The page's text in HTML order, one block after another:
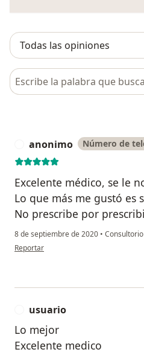
Busca en opiniones
anonimo Número de
Excelente médico, se le
Lo que más me gustó es
No prescribe por
8 de septiembre de 2020 •
en opinión del usuario anonimo
Reportar
usuario
Lo mejor
Excelente medico